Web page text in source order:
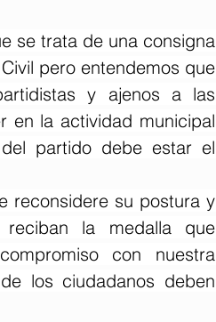
se trata de una consigna
pero entendemos que
y ajenos a las
en la actividad municipal
partido debe estar el
reconsidere su postura y
la medalla que
con nuestra
los ciudadanos deben